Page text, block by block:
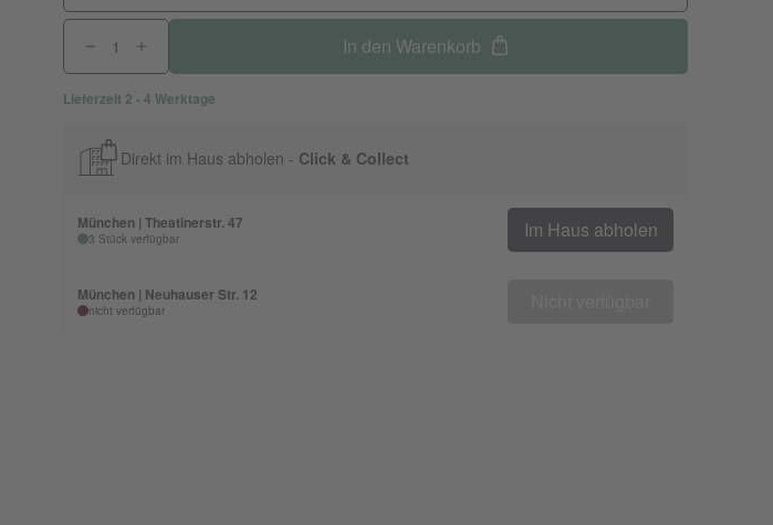
In den Warenkorb
Lieferzeit 2 - 4 Werktage
Direkt im Haus abholen - Click & Collect
München | Theatinerstr. 47
3 Stück verfügbar Im Haus abholen
München | Neuhauser Str. 12
nicht verfügbar